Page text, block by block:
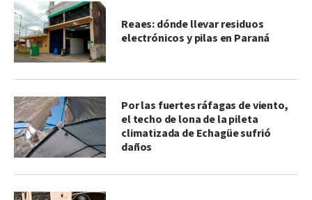
Reaes: dónde llevar residuos
electrónicos y pilas en Paraná
Por las fuertes ráfagas de viento,
el techo de lona de la pileta
climatizada de Echagüe sufrió
daños